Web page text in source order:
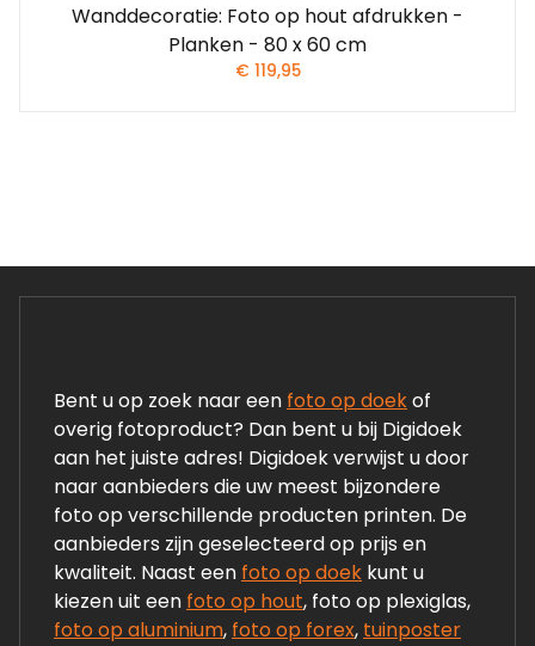
Wanddecoratie: Foto op hout afdrukken -
Planken - 80 x 60 cm
€119,95
Bent u op zoek naar een foto op doekof
overig fotoproduct? Dan bent u bij Digidoek
aan het juiste adres! Digidoek verwijst u door
naar aanbieders die uw meest bijzondere
foto op verschillende producten printen. De
aanbieders zijn geselecteerd op prijs en
kwaliteit. Naast een foto op doek kunt u
kiezen uit een foto op hout, foto op plexiglas,
foto op aluminium, foto op forex, tuinposter